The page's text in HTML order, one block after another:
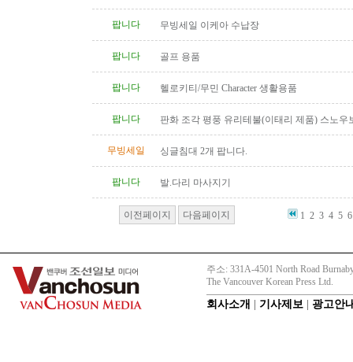
팝니다 무빙세일 이케아 수납장
팝니다 골프 용품
팝니다 헬로키티/무민 Character 생활용품
팝니다
판화 조각 평풍 유리테불(이태리 제품) 스노우
무빙세일
싱글침대 2개 팝니다.
팝니다 발.다리 마사지기
이전페이지 다음페이지 1 2 3 4 5 6
주소: 331A-4501 North Road
The Vancouver Korean Press Ltd.
회사소개 기사제보 광고안